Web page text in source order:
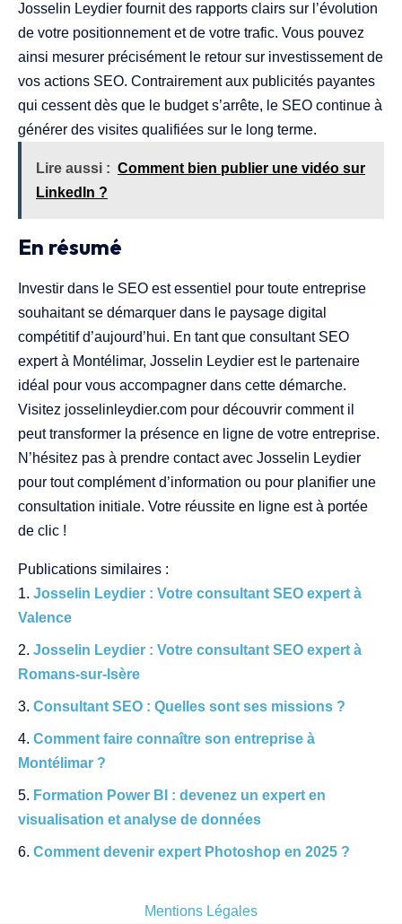
Josselin Leydier fournit des rapports clairs sur l’évolution
de votre positionnement et de votre trafic. Vous pouvez
ainsi mesurer précisément le retour sur investissement de
vos actions SEO. Contrairement aux publicités payantes
qui cessent dès que le budget s’arrête, le SEO continue à
générer des visites qualifiées sur le long terme.
Lire aussi : Comment bien publier une vidéo sur
LinkedIn ?
En résumé
Investir dans le SEO est essentiel pour toute entreprise
souhaitant se démarquer dans le paysage digital
compétitif d’aujourd’hui. En tant que consultant SEO
expert à Montélimar, Josselin Leydier est le partenaire
idéal pour vous accompagner dans cette démarche.
Visitez josselinleydier.com pour découvrir comment il
peut transformer la présence en ligne de votre entreprise.
N’hésitez pas à prendre contact avec Josselin Leydier
pour tout complément d’information ou pour planifier une
consultation initiale. Votre réussite en ligne est à portée
de clic !
Publications similaires :
Josselin Leydier : Votre consultant SEO expert à
Valence
Josselin Leydier : Votre consultant SEO expert à
Romans-sur-Isère
Consultant SEO : Quelles sont ses missions ?
Comment faire connaître son entreprise à
Montélimar ?
Formation Power BI : devenez un expert en
visualisation et analyse de données
Comment devenir expert Photoshop en 2025 ?
Mentions Légales